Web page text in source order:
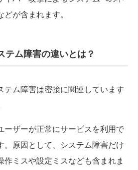
が含まれます。
テム障害の違いとは？
ム障害は密接に関連しています
ザーが正常にサービスを利用で
。原因として、システム障害だけ
作ミスや設定ミスなども含まれま